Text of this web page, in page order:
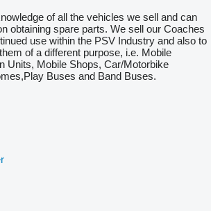
of all the vehicles we sell and can
obtaining spare parts. We sell our Coaches
use within the PSV Industry and also to
of a different purpose, i.e. Mobile
Units, Mobile Shops, Car/Motorbike
Buses and Band Buses.